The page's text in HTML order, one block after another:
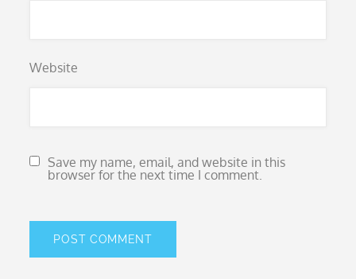
Website
Save my name, email, and website in this
browser for the next time I comment.